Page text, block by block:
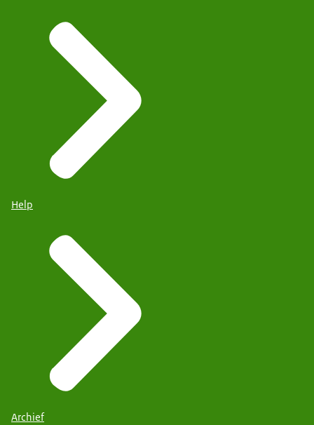
Help
Archief